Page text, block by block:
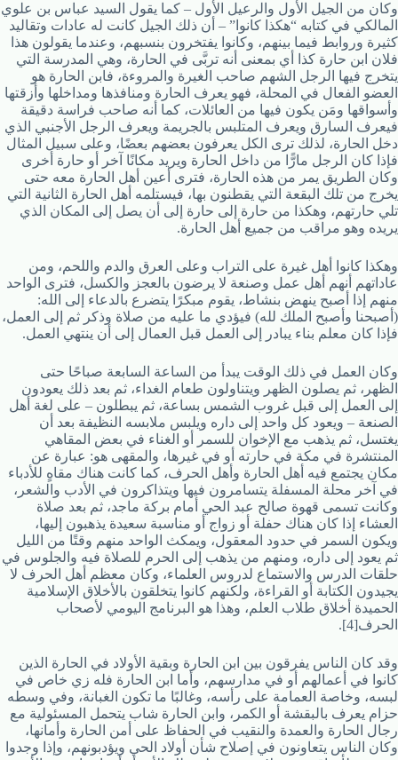
وكان من الجيل الأول والرعيل الأول – كما يقول السيد عباس بن علوي
المالكي في كتابه “هكذا كانوا” – أن ذلك الجيل كانت له عادات وتقاليد
كثيرة وروابط فيما بينهم، وكانوا يفتخرون بنسبهم، وعندما يقولون هذا
فلان ابن حارة كذا أي بمعنى أنه تربَّى في الحارة، وهي المدرسة التي
يتخرج فيها الرجل الشهم صاحب الغيرة والمروءة، فابن الحارة هو
العضو الفعال في المحلة، فهو يعرف الحارة ومنافذها ومداخلها وأزقتها
وأسواقها ومَن يكون فيها من العائلات، كما أنه صاحب فراسة دقيقة
فيعرف السارق ويعرف المتلبس بالجريمة ويعرف الرجل الأجنبي الذي
دخل الحارة، لذلك ترى الكل يعرفون بعضهم بعضًا، وعلى سبيل المثال
فإذا كان الرجل مارًّا من داخل الحارة ويريد مكانًا آخر أو حارة أخرى
وكان الطريق يمر من هذه الحارة، فترى أعين أهل الحارة معه حتى
يخرج من تلك البقعة التي يقطنون بها، فيستلمه أهل الحارة الثانية التي
تلي حارتهم، وهكذا من حارة إلى حارة إلى أن يصل إلى المكان الذي
يريده وهو مراقب من جميع أهل الحارة.
وهكذا كانوا أهل غيرة على التراب وعلى العرق والدم واللحم، ومن
عاداتهم أنهم أهل عمل وصنعة لا يرضون بالعجز والكسل، فترى الواحد
منهم إذا أصبح ينهض بنشاط، يقوم مبكرًا يتضرع بالدعاء إلى الله:
(أصبحنا وأصبح الملك لله) فيؤدي ما عليه من صلاة وذكر ثم إلى العمل،
فإذا كان معلم بناء يبادر إلى العمل قبل العمال إلى أن ينتهي العمل.
وكان العمل في ذلك الوقت يبدأ من الساعة السابعة صباحًا حتى
الظهر، ثم يصلون الظهر ويتناولون طعام الغداء، ثم بعد ذلك يعودون
إلى العمل إلى قبل غروب الشمس بساعة، ثم يبطلون – على لغة أهل
الصنعة – ويعود كل واحد إلى داره ويلبس ملابسه النظيفة بعد أن
يغتسل، ثم يذهب مع الإخوان للسمر أو الغناء في بعض المقاهي
المنتشرة في مكة في حارته أو في غيرها، والمقهى هو: عبارة عن
مكان يجتمع فيه أهل الحارة وأهل الحرف، كما كانت هناك مقاهٍ للأدباء
في آخر محلة المسفلة يتسامرون فيها ويتذاكرون في الأدب والشعر،
وكانت تسمى قهوة صالح عبد الحي أمام بركة ماجد، ثم بعد صلاة
العشاء إذا كان هناك حفلة أو زواج أو مناسبة سعيدة يذهبون إليها،
ويكون السمر في حدود المعقول، ويمكث الواحد منهم وقتًا من الليل
ثم يعود إلى داره، ومنهم من يذهب إلى الحرم للصلاة فيه والجلوس في
حلقات الدرس والاستماع لدروس العلماء، وكان معظم أهل الحرف لا
يجيدون الكتابة أو القراءة، ولكنهم كانوا يتخلقون بالأخلاق الإسلامية
الحميدة أخلاق طلاب العلم، وهذا هو البرنامج اليومي لأصحاب
الحرف[4].
وقد كان الناس يفرقون بين ابن الحارة وبقية الأولاد في الحارة الذين
كانوا في أعمالهم أو في مدارسهم، وأما ابن الحارة فله زي خاص في
لبسه، وخاصة العمامة على رأسه، وغالبًا ما تكون الغبانة، وفي وسطه
حزام يعرف بالبقشة أو الكمر، وابن الحارة شاب يتحمل المسئولية مع
رجال الحارة والعمدة والنقيب في الحفاظ على أمن الحارة وأمانها،
وكان الناس يتعاونون في إصلاح شأن أولاد الحي ويؤدبونهم، وإذا وجدوا